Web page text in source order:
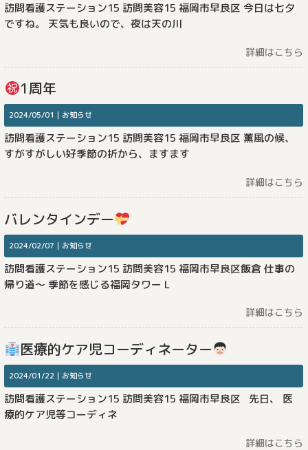
訪問看護ステーション15 訪問美容15 福岡市早良区 今日は七夕
ですね。 天気も良いので、夜は天の川
詳細はこちら
1周年
2024/05/01｜ お知らせ
訪問看護ステーション15 訪問美容15 福岡市早良区 薫風の候、
すがすがしい好季節の折から、ますます
詳細はこちら
バレンタインデー
2024/02/07｜ お知らせ
訪問看護ステーション15 訪問美容15 福岡市早良区飯倉 仕事の
帰り道〜 季節を感じる福岡タワー L
詳細はこちら
医療的ケア児コーディネーター
2024/01/22｜ お知らせ
訪問看護ステーション15 訪問美容15 福岡市早良区 先日、 医
療的ケア児等コーディネ
詳細はこちら